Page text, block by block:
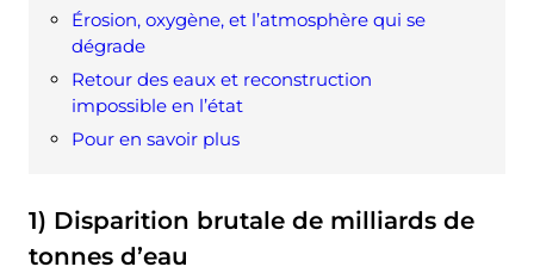
Érosion, oxygène, et l’atmosphère qui se
dégrade
Retour des eaux et reconstruction
impossible en l’état
Pour en savoir plus
1) Disparition brutale de milliards de
tonnes d’eau